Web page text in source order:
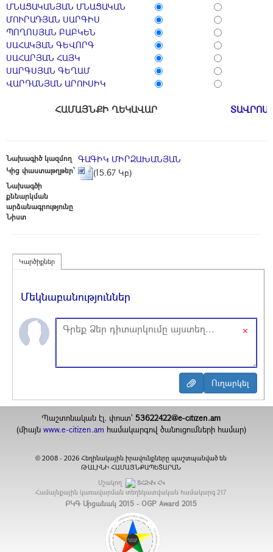
ՄՆԱՑԱԿԱՆՅԱՆ ՄՆԱՑԱԿԱՆ
ՄՈՒՐԱԴՅԱՆ ՍԱՐԳԻՍ
ՊՈՂՈՍՅԱՆ ԲԱԲԿԵՆ
ՍԱՀԱԿՅԱՆ ԳԵՎՈՐԳ
ՍԱՀԱՐՅԱՆ ՀԱՅԿ
ՍԱՐԳՍՅԱՆ ԳԵՂԱՄ
ՎԱՐԴԱՆՅԱՆ ԱՐՈՒՍԻԿ
ՀԱՄԱՅՆՔԻ ՂԵԿԱՎԱՐ ՏԱՎՐՈՍ
Նախագիծ կազմող ԳԱԳԻԿ ՄԻՐԶԱԽԱՆՅԱՆ
Կից փաստաթղթեր՝ (15.67 Կբ)
Նախագծի
քննարկման
արձանագրությունը
Նիստ
Կարծիքներ
Մեկնաբանություններ
×
Պաշտոնական էլ. փոստ`53622422@e-citizen.am
(միայն www.e-citizen.am համակարգով ծանուցումների համար)
© 2008 -2026 Հեղինակային իրավունքները պաշտպանված են
ԹԱԼԻՆԻ ՀԱՄԱՅՆՔԱՊԵՏԱՐԱՆ
Մշակող
ՏՀԶՎԿ ՀԿ
Համայնքային կառավարման տեղեկատվական համակարգ 217
ԲԿԳ Մրցանակ 2015 - OGP Award 2015